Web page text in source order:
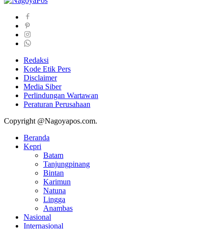
Redaksi
Kode Etik Pers
Disclaimer
Media Siber
Perlindungan Wartawan
Peraturan Perusahaan
Copyright @Nagoyapos.com.
Beranda
Kepri
Batam
Tanjungpinang
Bintan
Karimun
Natuna
Lingga
Anambas
Nasional
Internasional